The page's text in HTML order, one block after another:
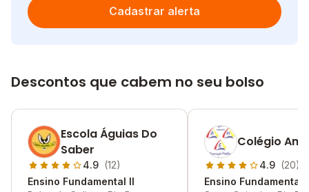
Cadastrar alerta
Descontos que cabem no seu bolso
Escola Águias Do
Saber
4.9 (12)
Ensino Fundamental II
Colégio Ame
4.9 (20)
Ensino Fundamental